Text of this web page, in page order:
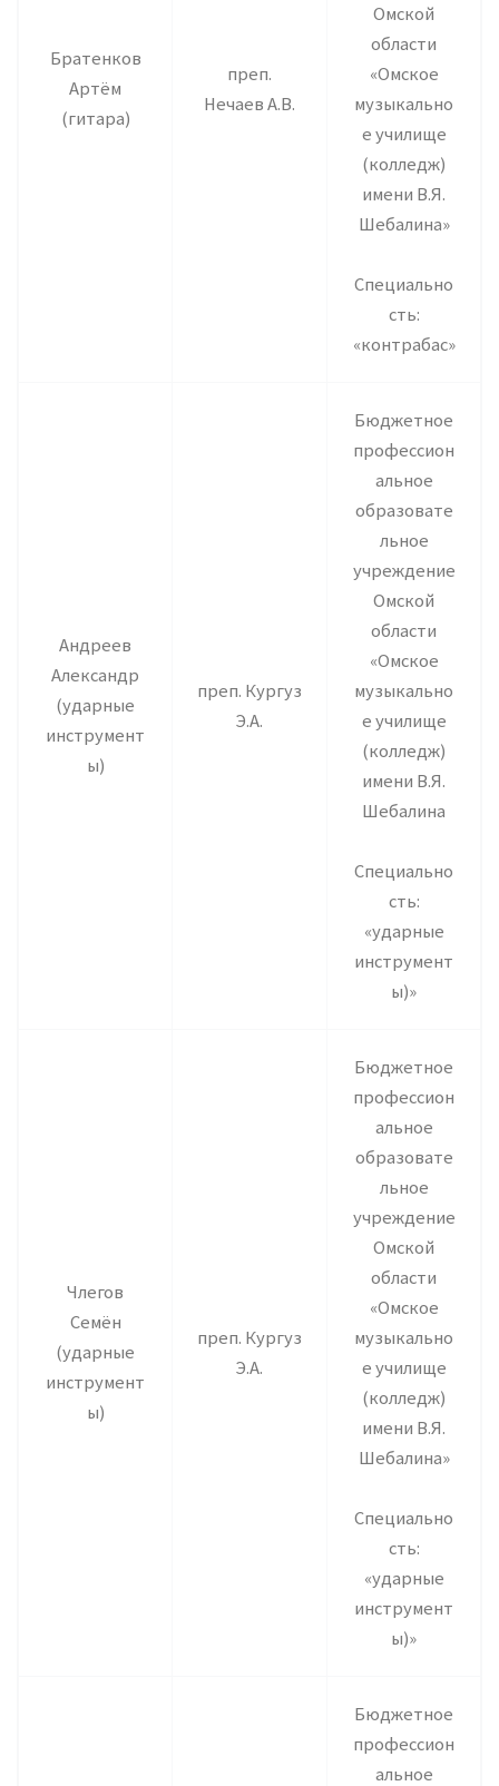
Братенков
Артём
(гитара)
преп.
Нечаев А.В.
Омской
области
«Омское
музыкально
е училище
(колледж)
имени В.Я.
Шебалина»
Специально
сть:
«контрабас»
Андреев
Александр
(ударные
инструмент
ы)
преп. Кургуз
Э.А.
Бюджетное
профессион
альное
образовате
льное
учреждение
Омской
области
«Омское
музыкально
е училище
(колледж)
имени В.Я.
Шебалина
Специально
сть:
«ударные
инструмент
ы)»
Члегов
Семён
(ударные
инструмент
ы)
преп. Кургуз
Э.А.
Бюджетное
профессион
альное
образовате
льное
учреждение
Омской
области
«Омское
музыкально
е училище
(колледж)
имени В.Я.
Шебалина»
Специально
сть:
«ударные
инструмент
ы)»
Бюджетное
профессион
альное